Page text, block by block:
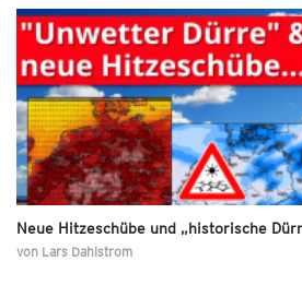
Neue Hitzeschübe und „historische
von Lars Dahlstrom